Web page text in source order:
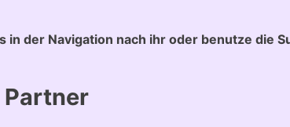
der Navigation nach ihr oder benutze die
Partner